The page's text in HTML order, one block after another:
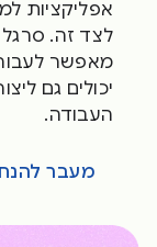
אפליקציות
לצד זה.
מאפשר
יכולים גם
העבודה.
מעבר